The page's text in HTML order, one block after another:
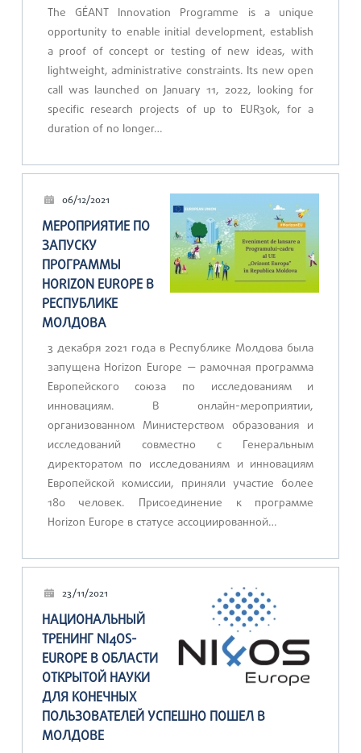
The GÉANT Innovation Programme is a unique
opportunity to enable initial development, establish
a proof of concept or testing of new ideas, with
lightweight, administrative constraints. Its new open
call was launched on January 11, 2022, looking for
specific research projects of up to EUR30k, for a
duration of no longer…
06/12/2021
МЕРОПРИЯТИЕ ПО
ЗАПУСКУ
ПРОГРАММЫ
HORIZON EUROPE В
РЕСПУБЛИКЕ
МОЛДОВА
3 декабря 2021 года в Республике Молдова была
запущена Horizon Europe — рамочная программа
Европейского союза по исследованиям и
инновациям. В онлайн-мероприятии,
организованном Министерством образования и
исследований совместно с Генеральным
директоратом по исследованиям и инновациям
Европейской комиссии, приняли участие более
180 человек. Присоединение к программе
Horizon Europe в статусе ассоциированной…
23/11/2021
НАЦИОНАЛЬНЫЙ
ТРЕНИНГ NI4OS-
EUROPE В ОБЛАСТИ
ОТКРЫТОЙ НАУКИ
ДЛЯ КОНЕЧНЫХ
ПОЛЬЗОВАТЕЛЕЙ УСПЕШНО ПОШЕЛ В
МОЛДОВЕ